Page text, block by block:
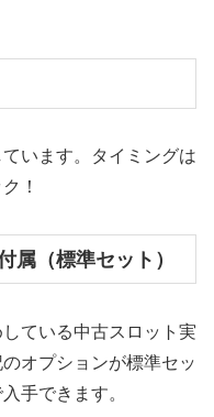
います。タイミングは
！
属（標準セット）
ている中古スロット実
オプションが標準セッ
手できます。